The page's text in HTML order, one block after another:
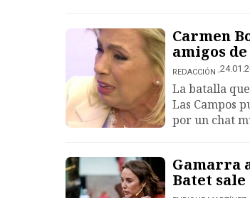
Carmen
amigos
REDACCIÓN
La batalla
Las Campos
por un chat
Gamarra
Batet